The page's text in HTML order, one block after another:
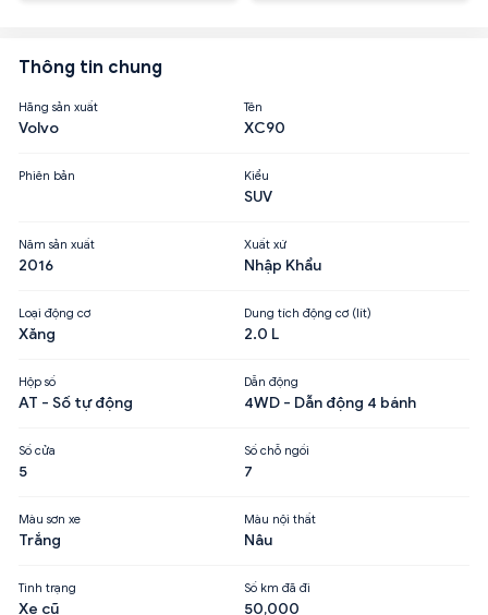
Thông tin chung
Hãng sản xuất
Volvo
Tên
XC90
Phiên bản Kiểu
SUV
Năm sản xuất
2016
Xuất xứ
Nhập Khẩu
Loại động cơ
Xăng
Dung tích động cơ (lít)
2.0 L
Hộp số
AT - Số tự động
Dẫn động
4WD - Dẫn động 4 bánh
Số cửa
5
Số chỗ ngồi
7
Màu sơn xe
Trắng
Màu nội thất
Nâu
Tình trạng
Xe cũ
Số km đã đi
50,000